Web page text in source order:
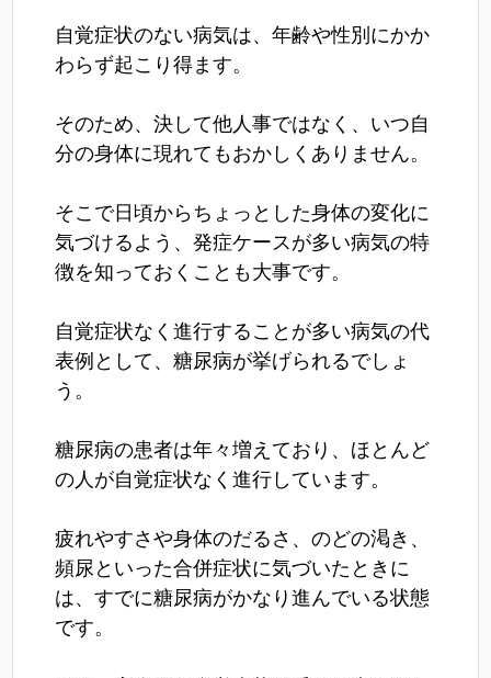
自覚症状のない病気は、年齢や性別にかか
わらず起こり得ます。
そのため、決して他人事ではなく、いつ自
分の身体に現れてもおかしくありません。
そこで日頃からちょっとした身体の変化に
気づけるよう、発症ケースが多い病気の特
徴を知っておくことも大事です。
自覚症状なく進行することが多い病気の代
表例として、糖尿病が挙げられるでしょ
う。
糖尿病の患者は年々増えており、ほとんど
の人が自覚症状なく進行しています。
疲れやすさや身体のだるさ、のどの渇き、
頻尿といった合併症状に気づいたときに
は、すでに糖尿病がかなり進んでいる状態
です。